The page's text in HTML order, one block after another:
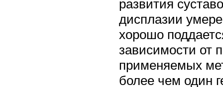
развития
дисплазии
хорошо
зависимости от
применяемых
более чем один